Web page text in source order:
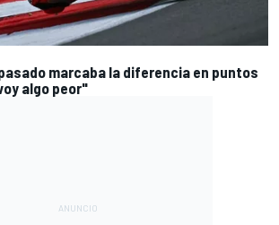
marcaba la diferencia en puntos
algo peor"